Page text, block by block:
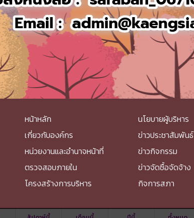
หน้าหลัก
เกี่ยวกับองค์กร
หน่วยงานและอำนาจหน้าที่
ตรวจสอบภายใน
โครงสร้างการบริหาร
นโยบายผู้บริหาร
ข่าวประชาสัมพันธ์
ข่าวกิจกรรม
ข่าวจัดซื้อจัดจ้าง
กิจการสภา